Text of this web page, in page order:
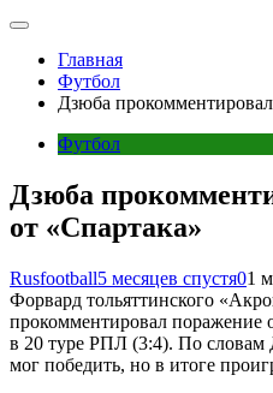
Главная
Футбол
Дзюба
Футбол
Дзюба
от «Спартака»
Rusfootball5 месяцев спустя01
Форвард тольяттинского
прокомментировал поражение
в 20 туре РПЛ (3:4). По
мог победить, но в итоге